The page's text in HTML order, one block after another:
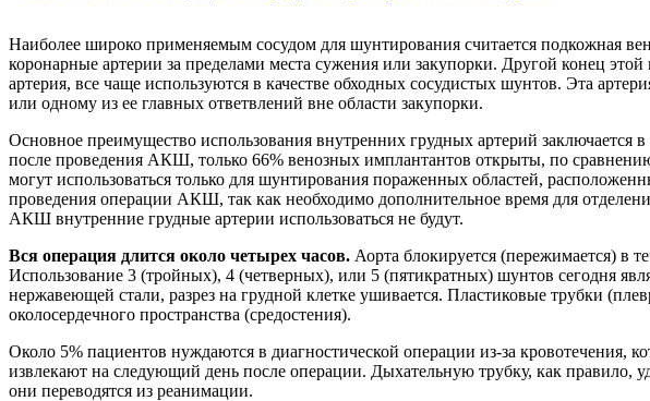
Наиболее широко применяемым сосудом для шунтирования считается подкожная
коронарные артерии за пределами места сужения или закупорки. Другой конец
артерия, все чаще используются в качестве обходных сосудистых шунтов. Эта
или одному из ее главных ответвлений вне области закупорки.
Основное преимущество использования внутренних грудных артерий
после проведения АКШ, только 66% венозных имплантантов открыты, по
могут использоваться только для шунтирования пораженных областей,
проведения операции АКШ, так как необходимо дополнительное время для
АКШ внутренние грудные артерии использоваться не будут.
Вся операция длится около четырех часов. Аорта блокируется (пережимается) в
Использование 3 (тройных), 4 (четверных), или 5 (пятикратных) шунтов сегодня
нержавеющей стали, разрез на грудной клетке ушивается. Пластиковые трубки
околосердечного пространства (средостения).
Около 5% пациентов нуждаются в диагностической операции из-за кровотечения,
извлекают на следующий день после операции. Дыхательную трубку, как правило,
они переводятся из реанимации.